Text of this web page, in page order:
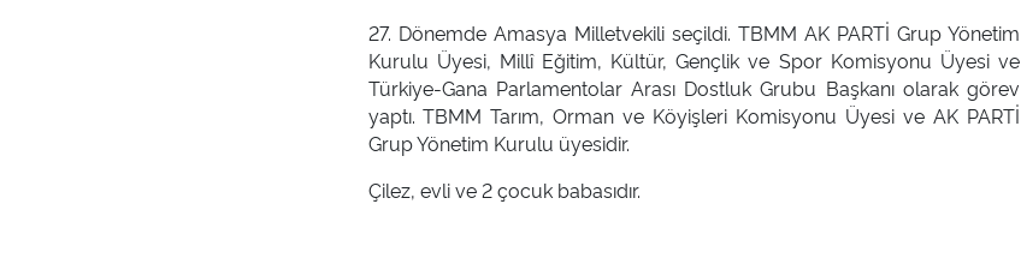
27. Dönemde Amasya Milletvekili seçildi. TBMM AK PARTİ Grup Yönetim
Kurulu Üyesi, Millî Eğitim, Kültür, Gençlik ve Spor Komisyonu Üyesi ve
Türkiye-Gana Parlamentolar Arası Dostluk Grubu Başkanı olarak görev
yaptı. TBMM Tarım, Orman ve Köyişleri Komisyonu Üyesi ve AK PARTİ
Grup Yönetim Kurulu üyesidir.
Çilez, evli ve 2 çocuk babasıdır.